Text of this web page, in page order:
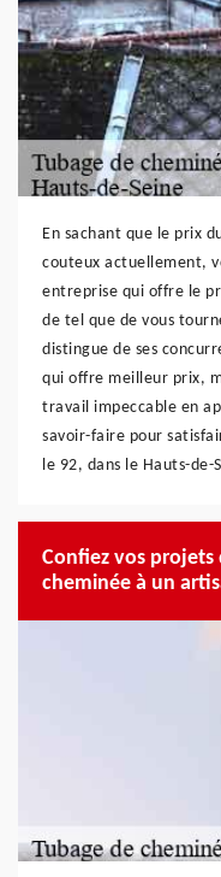
En sachant que le prix
couteux actuellement,
entreprise qui offre le
de tel que de vous
distingue de ses
qui offre meilleur prix,
travail impeccable en
savoir-faire pour
le 92, dans le Hauts-
Confiez vos projets
cheminée à un